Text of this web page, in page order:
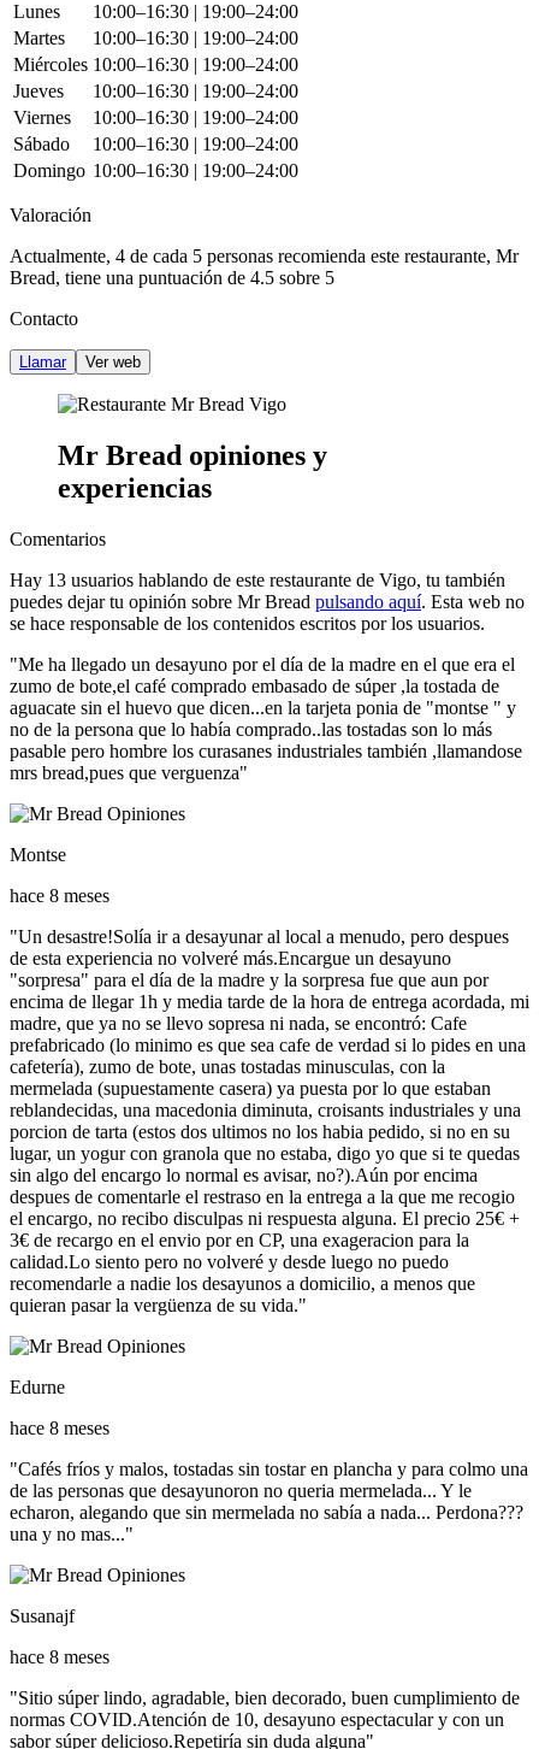
Lunes
10:00–16:30 | 19:00–24:00
Martes
10:00–16:30 | 19:00–24:00
Miércoles 10:00–16:30 | 19:00–24:00
Jueves
10:00–16:30 | 19:00–24:00
Viernes
10:00–16:30 | 19:00–24:00
Sábado
10:00–16:30 | 19:00–24:00
Domingo 10:00–16:30 | 19:00–24:00
Valoración
Actualmente, 4 de cada 5 personas recomienda este restaurante, Mr
Bread, tiene una puntuación de 4.5 sobre 5
Contacto
Llamar Ver web
Mr Bread opiniones y
experiencias
Comentarios
Hay 13 usuarios hablando de este restaurante de Vigo, tu también
puedes dejar tu opinión sobre Mr Bread pulsando aquí. Esta web no
se hace responsable de los contenidos escritos por los usuarios.
"Me ha llegado un desayuno por el día de la madre en el que era el
zumo de bote,el café comprado embasado de súper ,la tostada de
aguacate sin el huevo que dicen...en la tarjeta ponia de "montse " y
no de la persona que lo había comprado..las tostadas son lo más
pasable pero hombre los curasanes industriales también ,llamandose
mrs bread,pues que verguenza"
Montse
hace 8 meses
"Un desastre!Solía ir a desayunar al local a menudo, pero despues
de esta experiencia no volveré más.Encargue un desayuno
"sorpresa" para el día de la madre y la sorpresa fue que aun por
encima de llegar 1h y media tarde de la hora de entrega acordada, mi
madre, que ya no se llevo sopresa ni nada, se encontró: Cafe
prefabricado (lo minimo es que sea cafe de verdad si lo pides en una
cafetería), zumo de bote, unas tostadas minusculas, con la
mermelada (supuestamente casera) ya puesta por lo que estaban
reblandecidas, una macedonia diminuta, croisants industriales y una
porcion de tarta (estos dos ultimos no los habia pedido, si no en su
lugar, un yogur con granola que no estaba, digo yo que si te quedas
sin algo del encargo lo normal es avisar, no?).Aún por encima
despues de comentarle el restraso en la entrega a la que me recogio
el encargo, no recibo disculpas ni respuesta alguna. El precio 25€ +
3€ de recargo en el envio por en CP, una exageracion para la
calidad.Lo siento pero no volveré y desde luego no puedo
recomendarle a nadie los desayunos a domicilio, a menos que
quieran pasar la vergüenza de su vida."
Edurne
hace 8 meses
"Cafés fríos y malos, tostadas sin tostar en plancha y para colmo una
de las personas que desayunoron no queria mermelada... Y le
echaron, alegando que sin mermelada no sabía a nada... Perdona???
una y no mas..."
Susanajf
hace 8 meses
"Sitio súper lindo, agradable, bien decorado, buen cumplimiento de
normas COVID.Atención de 10, desayuno espectacular y con un
sabor súper delicioso.Repetiría sin duda alguna"